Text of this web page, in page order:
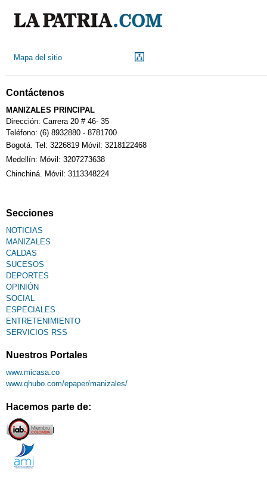
Mapa del sitio
Contáctenos
MANIZALES PRINCIPAL
Dirección: Carrera 20 # 46- 35
Teléfono: (6) 8932880 - 8781700
Bogotá. Tel: 3226819 Móvil: 3218122468
Medellín: Móvil: 3207273638
Chinchiná. Móvil: 3113348224
Secciones
NOTICIAS
MANIZALES
CALDAS
SUCESOS
DEPORTES
OPINIÓN
SOCIAL
ESPECIALES
ENTRETENIMIENTO
SERVICIOS RSS
Nuestros Portales
www.micasa.co
www.qhubo.com/epaper/manizales/
Hacemos parte de: